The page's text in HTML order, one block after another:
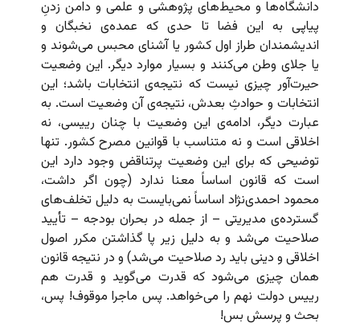
دانشگاه‌ها و محیط‌های پژوهشی و علمی و دامن زدنِ
پیاپی به این فضا تا حدی که عمده‌‌ی نخبگان و
اندیشمندان طراز اول کشور یا آشنای محبس می‌شوند و
یا جلای وطن می‌کنند و بسیار موارد دیگر. این وضعیت
حیرت‌آور چیزی نیست که نتیجه‌ی انتخابات باشد؛ این
انتخابات و حوادثِ بعدش، نتیجه‌ی آن وضعیت است. به
عبارت دیگر، ادامه‌ی این وضعیت با چنان رییسی، نه
اخلاقی است و نه متناسب با قوانین مصرح کشور. تنها
توضیحی که برای این وضعیت پرتناقض وجود دارد این
است که قانون اساساً معنا ندارد (چون اگر داشت،
محمود احمدی‌نژاد اساساً نمی‌بایست به دلیل تخلف‌های
گسترده‌ی مدیریتی – از جمله در بحران بودجه – تأیید
صلاحیت می‌شد و به دلیل زیر پا گذاشتن مکرر اصول
اخلاقی و دینی باید رد صلاحیت می‌شد) و در نتیجه قانون
همان چیزی می‌شود که قدرت می‌گوید و قدرت هم
رییس دولت نهم را می‌خواهد. پس ماجرا موقوف! پس،
بحث و پرسش بس!